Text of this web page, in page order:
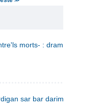
morts- : drama en tres
sar bar darim